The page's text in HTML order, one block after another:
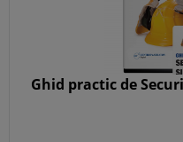
Ghid practic de